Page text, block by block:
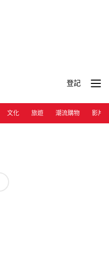
登記
文化 旅遊 潮流購物 影片